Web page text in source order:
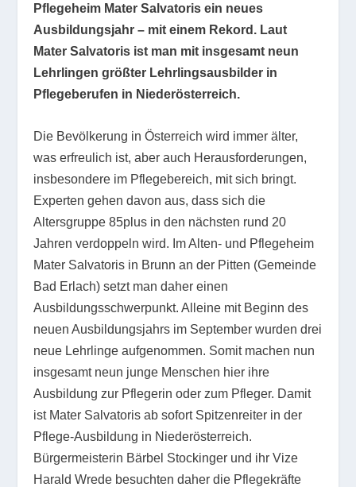
Pflegeheim Mater Salvatoris ein neues
Ausbildungsjahr – mit einem Rekord. Laut
Mater Salvatoris ist man mit insgesamt neun
Lehrlingen größter Lehrlingsausbilder in
Pflegeberufen in Niederösterreich.
Die Bevölkerung in Österreich wird immer älter,
was erfreulich ist, aber auch Herausforderungen,
insbesondere im Pflegebereich, mit sich bringt.
Experten gehen davon aus, dass sich die
Altersgruppe 85plus in den nächsten rund 20
Jahren verdoppeln wird. Im Alten- und Pflegeheim
Mater Salvatoris in Brunn an der Pitten (Gemeinde
Bad Erlach) setzt man daher einen
Ausbildungsschwerpunkt. Alleine mit Beginn des
neuen Ausbildungsjahrs im September wurden drei
neue Lehrlinge aufgenommen. Somit machen nun
insgesamt neun junge Menschen hier ihre
Ausbildung zur Pflegerin oder zum Pfleger. Damit
ist Mater Salvatoris ab sofort Spitzenreiter in der
Pflege-Ausbildung in Niederösterreich.
Bürgermeisterin Bärbel Stockinger und ihr Vize
Harald Wrede besuchten daher die Pflegekräfte